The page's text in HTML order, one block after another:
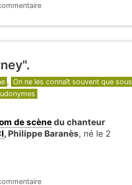
, On ne les connaît souvent que sous
de scènedu chanteur
, Philippe Baranès, né le 2